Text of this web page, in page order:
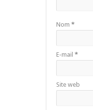
Nom *
E-mail *
Site web